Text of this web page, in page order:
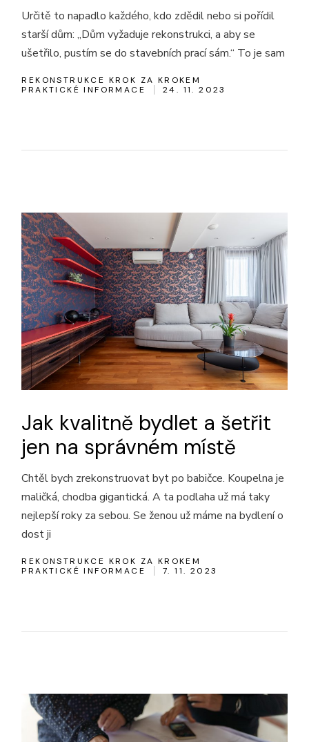
Určitě to napadlo každého, kdo zdědil nebo si pořídil
starší dům: „Dům vyžaduje rekonstrukci, a aby se
ušetřilo, pustím se do stavebních prací sám.“ To je sam
REKONSTRUKCE KROK ZA KROKEM
PRAKTICKÉ INFORMACE
24. 11. 2023
Jak kvalitně bydlet a šetřit
jen na správném místě
Chtěl bych zrekonstruovat byt po babičce. Koupelna je
maličká, chodba gigantická. A ta podlaha už má taky
nejlepší roky za sebou. Se ženou už máme na bydlení o
dost ji
REKONSTRUKCE KROK ZA KROKEM
PRAKTICKÉ INFORMACE
7. 11. 2023